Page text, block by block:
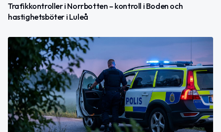
Trafikkontroller i Norrbotten – kontroll i Boden och
hastighetsböter i Luleå